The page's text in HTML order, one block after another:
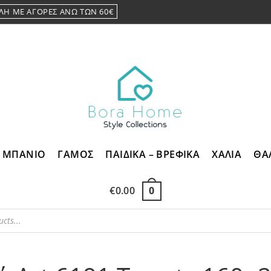
ΜΕ ΑΓΟΡΕΣ ΑΝΩ ΤΩΝ 60€
ΜΠΑΝΙΟ ΓΑΜΟΣ ΠΑΙΔΙΚΑ – ΒΡΕΦΙΚΑ ΧΑΛΙΑ
€0.00 0